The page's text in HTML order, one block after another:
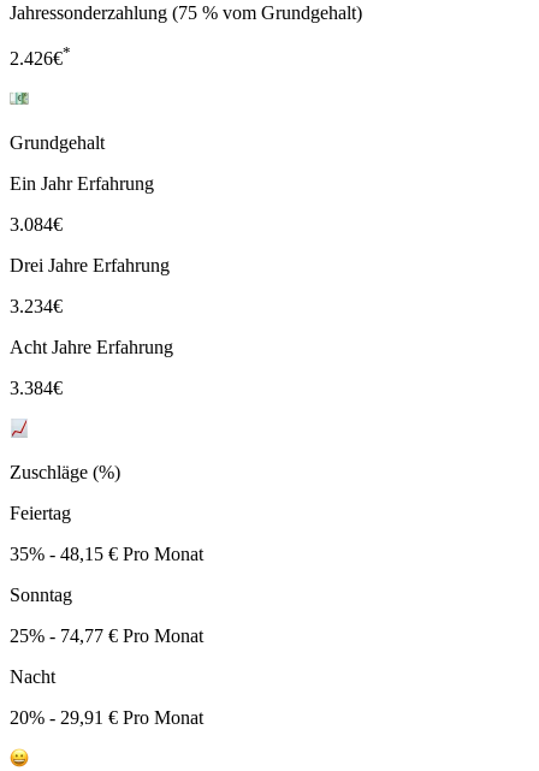
Jahressonderzahlung (75 % vom Grundgehalt)
2.426€*
Grundgehalt
Ein Jahr Erfahrung
3.084€
Drei Jahre Erfahrung
3.234€
Acht Jahre Erfahrung
3.384€
Zuschläge (%)
Feiertag
35% - 48,15 € Pro Monat
Sonntag
25% - 74,77 € Pro Monat
Nacht
20% - 29,91 € Pro Monat